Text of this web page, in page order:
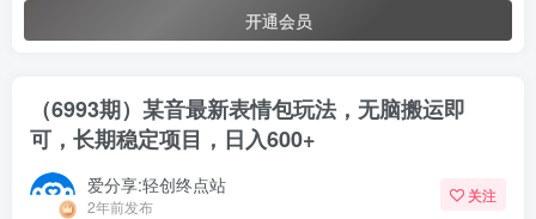
开通会员
（6993期）某音最新表情包玩法，无脑搬运即
可，长期稳定项目，日入600+
爱分享:轻创终点站
2年前发布
关注